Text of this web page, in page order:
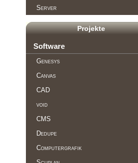
Server
Projekte
Software
Genesys
Canvas
CAD
void
CMS
Dedupe
Computergrafik